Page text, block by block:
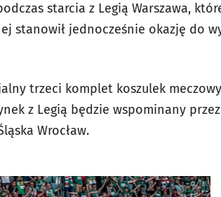
starcia z Legią Warszawa,
stanowił jednocześnie okazję do
trzeci komplet koszulek
z Legią będzie wspominany
Wrocław.